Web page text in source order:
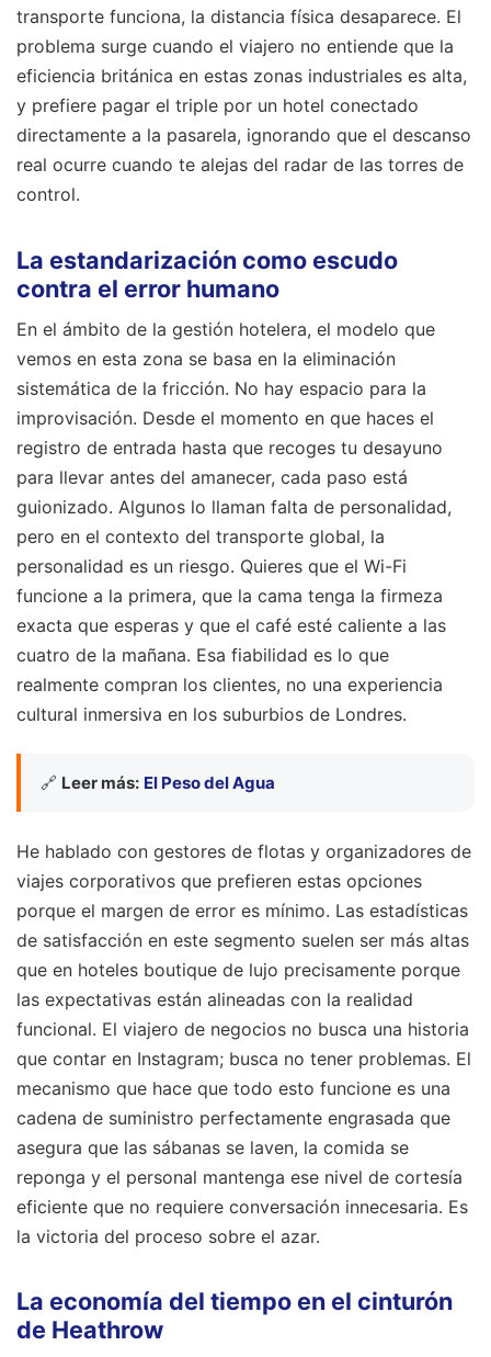
transporte funciona, la distancia física desaparece. El
problema surge cuando el viajero no entiende que la
eficiencia británica en estas zonas industriales es alta,
y prefiere pagar el triple por un hotel conectado
directamente a la pasarela, ignorando que el descanso
real ocurre cuando te alejas del radar de las torres de
control.
La estandarización como escudo
contra el error humano
En el ámbito de la gestión hotelera, el modelo que
vemos en esta zona se basa en la eliminación
sistemática de la fricción. No hay espacio para la
improvisación. Desde el momento en que haces el
registro de entrada hasta que recoges tu desayuno
para llevar antes del amanecer, cada paso está
guionizado. Algunos lo llaman falta de personalidad,
pero en el contexto del transporte global, la
personalidad es un riesgo. Quieres que el Wi-Fi
funcione a la primera, que la cama tenga la firmeza
exacta que esperas y que el café esté caliente a las
cuatro de la mañana. Esa fiabilidad es lo que
realmente compran los clientes, no una experiencia
cultural inmersiva en los suburbios de Londres.
🔗 Leer más: El Peso del Agua
He hablado con gestores de flotas y organizadores de
viajes corporativos que prefieren estas opciones
porque el margen de error es mínimo. Las estadísticas
de satisfacción en este segmento suelen ser más altas
que en hoteles boutique de lujo precisamente porque
las expectativas están alineadas con la realidad
funcional. El viajero de negocios no busca una historia
que contar en Instagram; busca no tener problemas. El
mecanismo que hace que todo esto funcione es una
cadena de suministro perfectamente engrasada que
asegura que las sábanas se laven, la comida se
reponga y el personal mantenga ese nivel de cortesía
eficiente que no requiere conversación innecesaria. Es
la victoria del proceso sobre el azar.
La economía del tiempo en el cinturón
de Heathrow